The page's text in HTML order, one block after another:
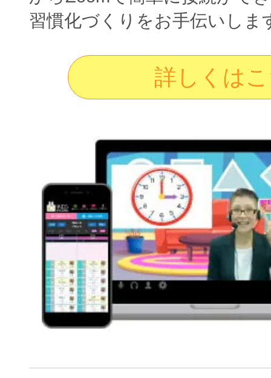
習慣化づくりをお手伝いしま
詳しくは